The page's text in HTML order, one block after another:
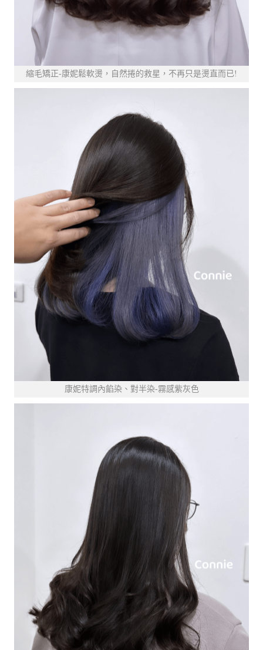
縮毛矯正-康妮鬆軟燙，自然捲的救星，不再只是燙直而已!
康妮特調內餡染、對半染-霧感紫灰色